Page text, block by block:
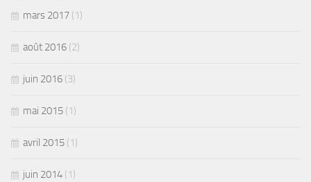
mars 2017 (1)
août 2016 (2)
juin 2016 (3)
mai 2015 (1)
avril 2015 (1)
juin 2014 (1)